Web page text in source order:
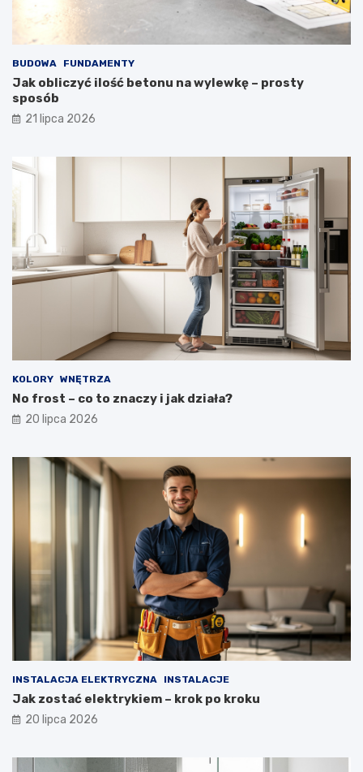
BUDOWA FUNDAMENTY
Jak obliczyć ilość betonu na wylewkę – prosty
sposób
21 lipca 2026
KOLORY WNĘTRZA
No frost – co to znaczy i jak działa?
20 lipca 2026
INSTALACJA ELEKTRYCZNA INSTALACJE
Jak zostać elektrykiem – krok po kroku
20 lipca 2026